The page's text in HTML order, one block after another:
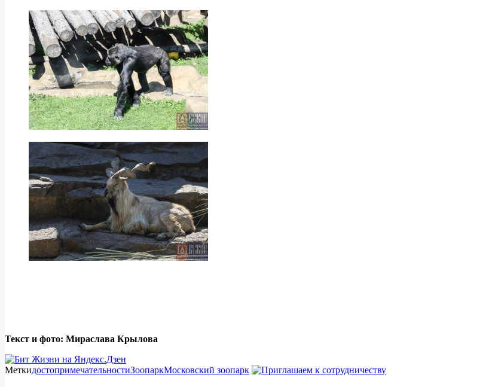
Текст и фото: Мираслава Крылова
МеткидостопримечательностиЗоопаркМосковский зоопарк